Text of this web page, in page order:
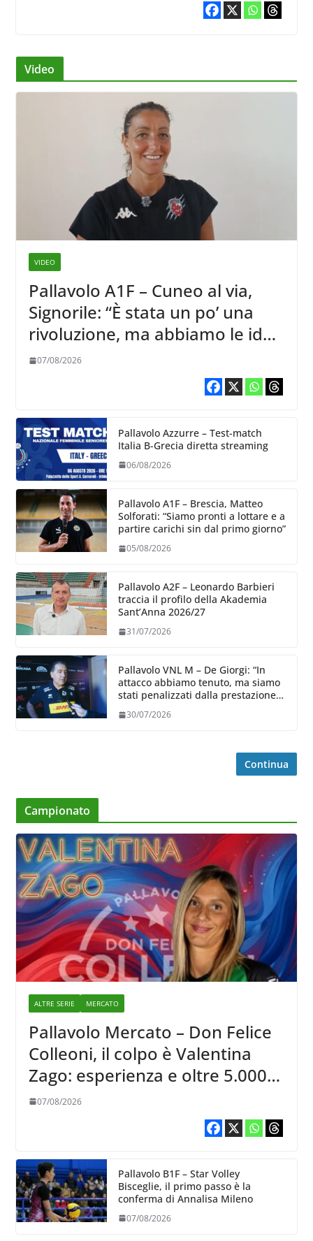
Video
VIDEO
Pallavolo A1F – Cuneo al via,
Signorile: “È stata un po’ una
rivoluzione, ma abbiamo le idee
chiare siu cosa vogliamo fare”
07/08/2026
Pallavolo Azzurre – Test-match
Italia B-Grecia diretta streaming
06/08/2026
Pallavolo A1F – Brescia, Matteo
Solforati: “Siamo pronti a lottare e a
partire carichi sin dal primo giorno”
05/08/2026
Pallavolo A2F – Leonardo Barbieri
traccia il profilo della Akademia
Sant’Anna 2026/27
31/07/2026
Pallavolo VNL M – De Giorgi: “In
attacco abbiamo tenuto, ma siamo
stati penalizzati dalla prestazione
30/07/2026
Continua
Campionato
ALTRE SERIE MERCATO
Pallavolo Mercato – Don Felice
Colleoni, il colpo è Valentina
Zago: esperienza e oltre 5.000
punti al servizio di Trescore
07/08/2026
Pallavolo B1F – Star Volley
Bisceglie, il primo passo è la
conferma di Annalisa Mileno
07/08/2026